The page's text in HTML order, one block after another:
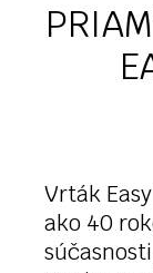
Vrták
ako 40